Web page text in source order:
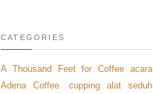
CATEGORIES
A Thousand Feet for Coffee
acara
Adena Coffee. cupping
alat seduh